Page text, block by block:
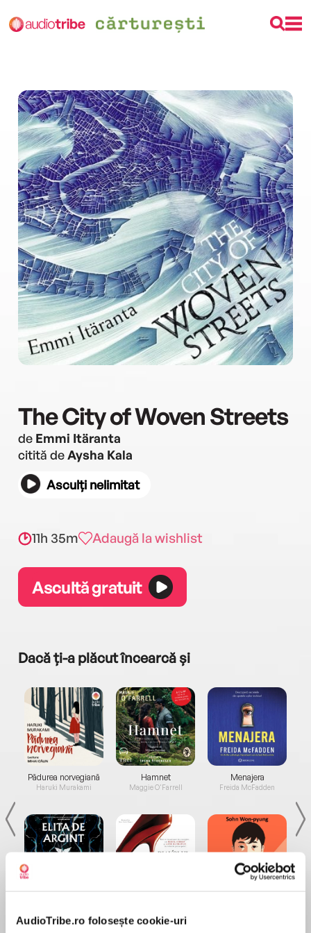
AudioTribe.ro folosește cookie-uri
The City of Woven Streets
de Emmi Itäranta
citită deAysha Kala
Asculți nelimitat
11h 35m Adaugă la wishlist
Ascultă gratuit
Dacă ți-a plăcut încearcă și
Pădurea norvegiană
Haruki Murakami
de...
Dani Francis
Hamnet
Maggie O'Farrell
la...
Lauren Weisberger
Menajera
Freida McFadden